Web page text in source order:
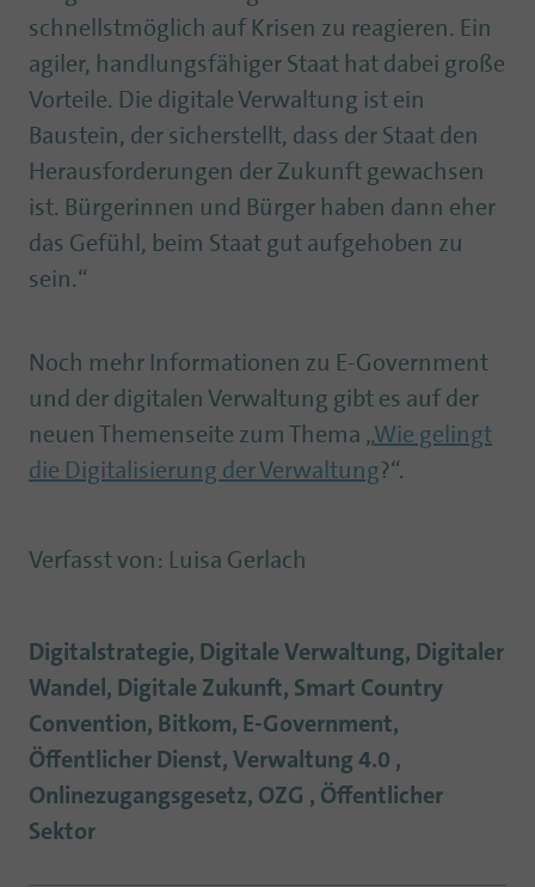
schnellstmöglich auf Krisen zu reagieren. Ein
agiler, handlungsfähiger Staat hat dabei große
Vorteile. Die digitale Verwaltung ist ein
Baustein, der sicherstellt, dass der Staat den
Herausforderungen der Zukunft gewachsen
ist. Bürgerinnen und Bürger haben dann eher
das Gefühl, beim Staat gut aufgehoben zu
sein.“
Noch mehr Informationen zu E-Government
und der digitalen Verwaltung gibt es auf der
neuen Themenseite zum Thema „Wie gelingt
die Digitalisierung der Verwaltung ?“.
Verfasst von : Luisa Gerlach
Digitalstrategie, Digitale Verwaltung, Digitaler
Wandel, Digitale Zukunft, Smart Country
Convention, Bitkom, E-Government,
Öffentlicher Dienst, Verwaltung 4.0 ,
Onlinezugangsgesetz, OZG , Öffentlicher
Sektor